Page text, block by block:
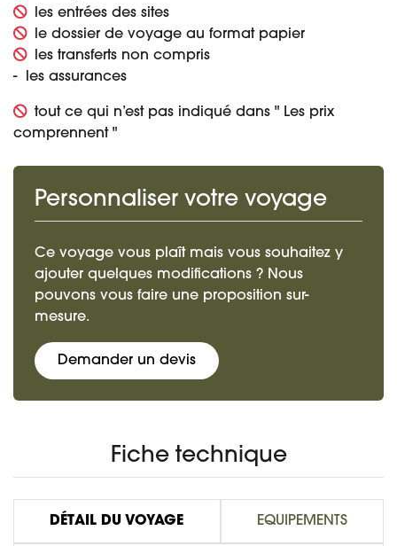
les entrées des sites
le dossier de voyage au format papier
les transferts non compris
- les assurances
tout ce qui n’est pas indiqué dans " Les prix
comprennent "
Personnaliser votre voyage
Ce voyage vous plaît mais vous souhaitez y
ajouter quelques modifications ? Nous
pouvons vous faire une proposition sur-
mesure.
Demander un devis
Fiche technique
DÉTAIL DU VOYAGE EQUIPEMENTS